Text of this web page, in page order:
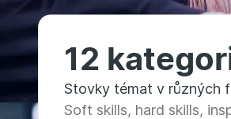
12
Stovky témat v různých
Soft skills, hard skills,